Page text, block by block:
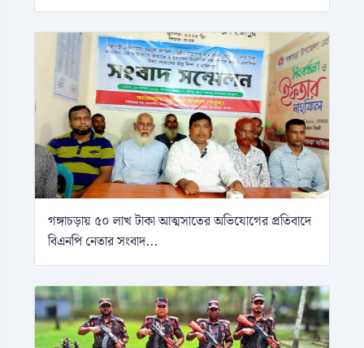
গঙ্গাচড়ায় ৫০ লাখ টাকা আত্মসাতের অভিযোগের প্রতিবাদে
বিএনপি নেতার সংবাদ...